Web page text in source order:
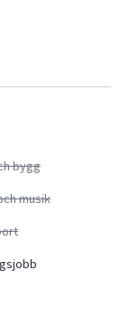
bygg
musik